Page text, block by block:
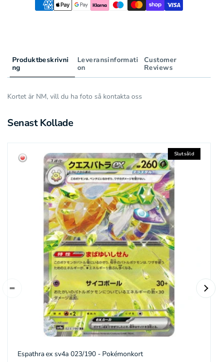
Produktbeskrivni
ng
Leveransinformati
on
Customer
Reviews
Kortet är NM, vill du ha foto så kontakta oss
Senast Kollade
Slutsåld
Espathra ex sv4a 023/190 - Pokémonkort